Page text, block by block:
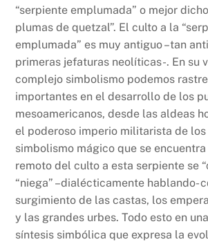
“serpiente emplumada” o mejor
plumas de quetzal”. El culto a la
emplumada” es muy antiguo –tan
primeras jefaturas neolíticas-. En su
complejo simbolismo podemos
importantes en el desarrollo de los
mesoamericanos, desde las aldeas
el poderoso imperio militarista de los
simbolismo mágico que se
remoto del culto a esta serpiente se
“niega” –dialécticamente hablando-
surgimiento de las castas, los
y las grandes urbes. Todo esto en
síntesis simbólica que expresa la